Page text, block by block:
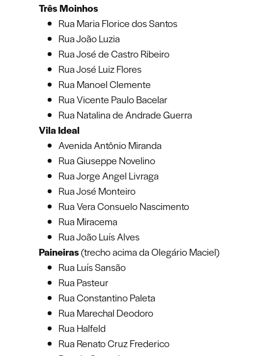
Três Moinhos
Rua Maria Florice dos Santos
Rua João Luzia
Rua José de Castro Ribeiro
Rua José Luiz Flores
Rua Manoel Clemente
Rua Vicente Paulo Bacelar
Rua Natalina de Andrade Guerra
Vila Ideal
Avenida Antônio Miranda
Rua Giuseppe Novelino
Rua Jorge Angel Livraga
Rua José Monteiro
Rua Vera Consuelo Nascimento
Rua Miracema
Rua João Luís Alves
Paineiras(trecho acima da Olegário Maciel)
Rua Luís Sansão
Rua Pasteur
Rua Constantino Paleta
Rua Marechal Deodoro
Rua Halfeld
Rua Renato Cruz Frederico